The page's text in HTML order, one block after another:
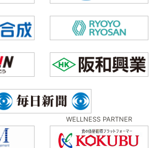
WELLNESS PARTNER